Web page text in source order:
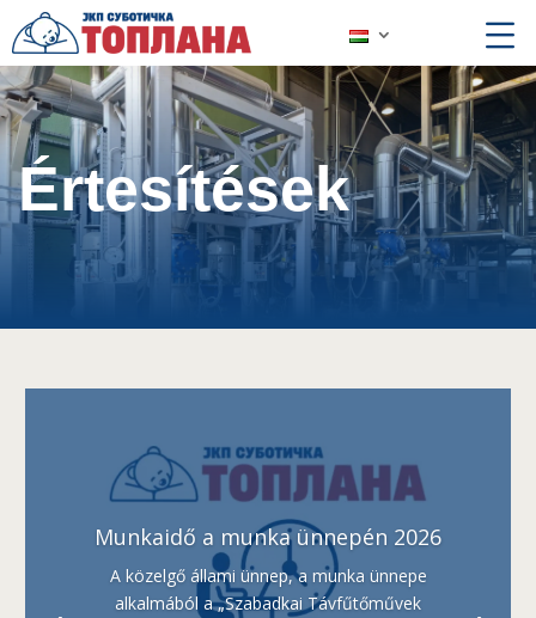
Értesítések
Munkaidő a munka ünnepén 2026
A közelgő állami ünnep, a munka ünnepe
alkalmából a „Szabadkai Távfűtőművek